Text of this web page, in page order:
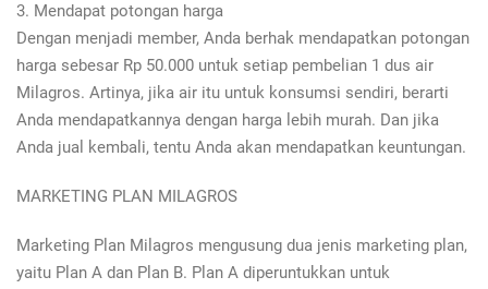
3. Mendapat potongan harga
Dengan menjadi member, Anda berhak mendapatkan potongan
harga sebesar Rp 50.000 untuk setiap pembelian 1 dus air
Milagros. Artinya, jika air itu untuk konsumsi sendiri, berarti
Anda mendapatkannya dengan harga lebih murah. Dan jika
Anda jual kembali, tentu Anda akan mendapatkan keuntungan.
MARKETING PLAN MILAGROS
Marketing Plan Milagros mengusung dua jenis marketing plan,
yaitu Plan A dan Plan B. Plan A diperuntukkan untuk